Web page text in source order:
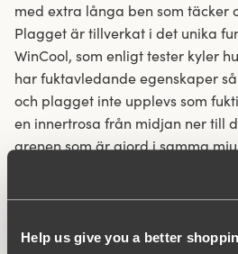
Help us give you a better
med extra långa ben som täcker
Plagget är tillverkat i det unika
WinCool, som enligt tester kyler
har fuktavledande egenskaper
och plagget inte upplevs som
en innertrosa från midjan ner till
grenen som är gjord i samma
av trosan för att ge en mer
Unikt fuktavledande